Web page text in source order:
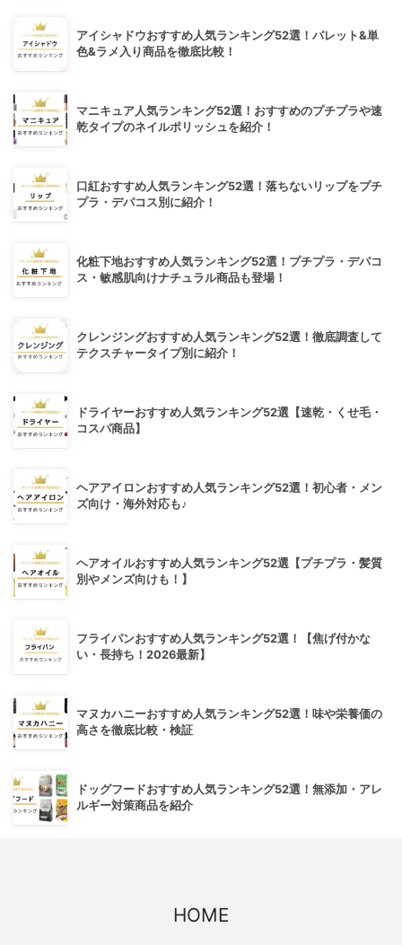
アイシャドウおすすめ人気ランキング52選！パレット&単
色&ラメ入り商品を徹底比較！
マニキュア人気ランキング52選！おすすめのプチプラや速
乾タイプのネイルポリッシュを紹介！
口紅おすすめ人気ランキング52選！落ちないリップをプチ
プラ・デパコス別に紹介！
化粧下地おすすめ人気ランキング52選！プチプラ・デパコ
ス・敏感肌向けナチュラル商品も登場！
クレンジングおすすめ人気ランキング52選！徹底調査して
テクスチャータイプ別に紹介！
ドライヤーおすすめ人気ランキング52選【速乾・くせ毛・
コスパ商品】
ヘアアイロンおすすめ人気ランキング52選！初心者・メン
ズ向け・海外対応も♪
ヘアオイルおすすめ人気ランキング52選【プチプラ・髪質
別やメンズ向けも！】
フライパンおすすめ人気ランキング52選！【焦げ付かな
い・長持ち！2026最新】
マヌカハニーおすすめ人気ランキング52選！味や栄養価の
高さを徹底比較・検証
ドッグフードおすすめ人気ランキング52選！無添加・アレ
ルギー対策商品を紹介
HOME